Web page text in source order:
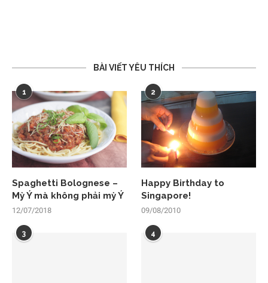
BÀI VIẾT YÊU THÍCH
1
Spaghetti Bolognese –
Mỳ Ý mà không phải mỳ Ý
12/07/2018
2
Happy Birthday to
Singapore!
09/08/2010
3 4